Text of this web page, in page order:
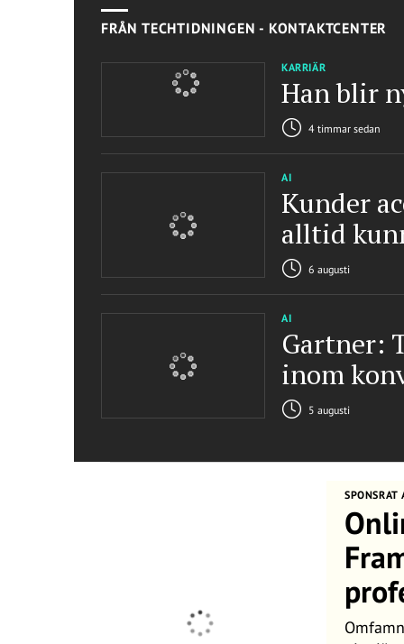
FRÅN TECHTIDNINGEN - KONTAKTCENTER
KARRIÄR
Han blir
4 timmar sedan
AI
Kunder
alltid
6 augusti
AI
Gartner:
inom
5 augusti
SPONSRAT